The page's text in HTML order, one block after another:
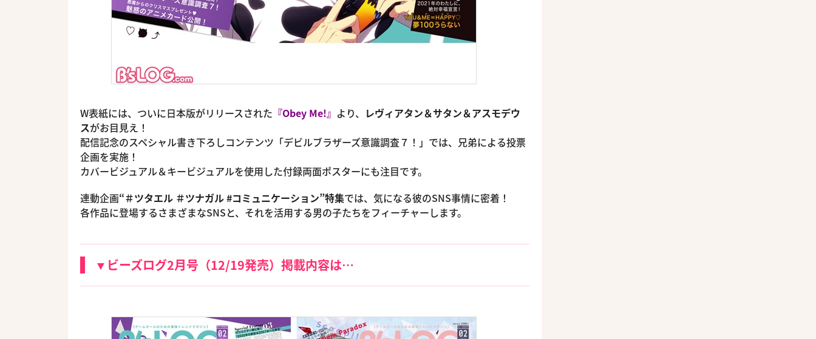
W表紙には、ついに日本版がリリースされた 『Obey Me!』 より、 レヴィアタン＆サタン＆アスモデウ
スがお目見え！
配信記念のスペシャル書き下ろしコンテンツ「デビルブラザーズ意識調査７！」では、兄弟による投票
企画を実施！
カバービジュアル＆キービジュアルを使用した付録両面ポスターにも注目です。
連動企画“＃ツタエル ＃ツナガル #コミュニケーション”特集では、気になる彼のSNS事情に密着！
各作品に登場するさまざまなSNSと、それを活用する男の子たちをフィーチャーします。
▼ビーズログ2月号（12/19発売）掲載内容は…